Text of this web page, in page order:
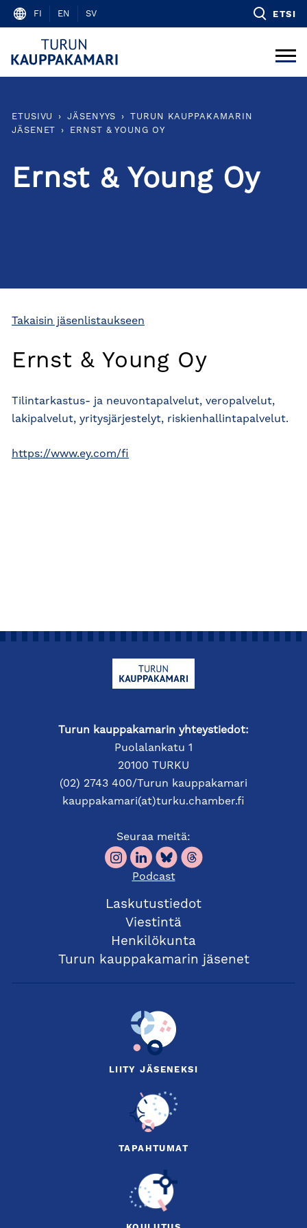
Skip
content
FI EN SV ETSI
ETUSIVU › JÄSENYYS ›
TURUN KAUPPAKAMARIN
JÄSENET
› ERNST & YOUNG OY
Ernst & Young Oy
Takaisin jäsenlistaukseen
Ernst & Young Oy
Tilintarkastus- ja neuvontapalvelut, veropalvelut,
lakipalvelut, yritysjärjestelyt, riskienhallintapalvelut.
https://www.ey.com/fi
Turun kauppakamarin yhteystiedot:
Puolalankatu 1
20100 TURKU
(02) 2743 400/Turun kauppakamari
kauppakamari(at)turku.chamber.fi
Seuraa meitä:
Podcast
Laskutustiedot
Viestintä
Henkilökunta
Turun kauppakamarin jäsenet
LIITY JÄSENEKSI
TAPAHTUMAT